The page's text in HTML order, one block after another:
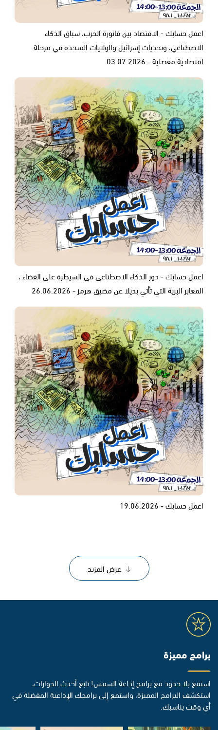
اعمل حسابك - الاقتصاد بين فاتورة الحرب، سباق الذكاء
الاصطناعي، وتحديات إسرائيل والولايات المتحدة في مرحلة
اقتصادية مفصلية - 03.07.2026
اعمل حسابك - دور الذكاء الاصطناعي في السيطرة على الفضاء ،
المعابر البرية التي تأتي بديلا عن مضيق هرمز - 26.06.2026
اعمل حسابك - 19.06.2026
عرض المزيد
برامج مميزة
استمع بلا حدود مع برامج إذاعة الشمس! تابع أحدث الحوارات،
استكشف البرامج المميزة، واستمع إلى برامجك الإذاعية المفضلة في
أي وقت يناسبك.